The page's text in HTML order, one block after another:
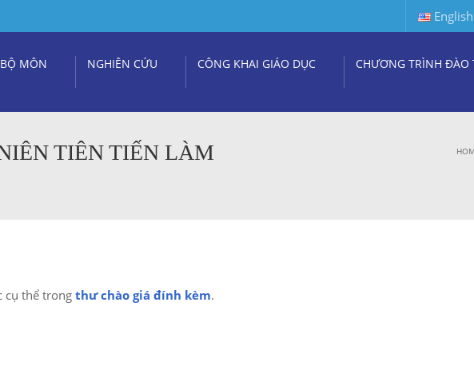
English
MÔN NGHIÊN CỨU CÔNG KHAI GIÁO DỤC CHƯƠNG TRÌNH ĐÀO
TIÊN TIẾN LÀM
cụ thể trong thư chào giá đính kèm.